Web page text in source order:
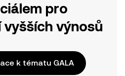
pro
vyšších výnosů
k tématu GALA